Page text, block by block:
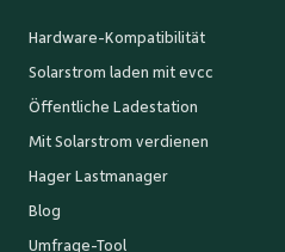
Hardware-Kompatibilität
Solarstrom laden mit evcc
Öffentliche Ladestation
Mit Solarstrom verdienen
Hager Lastmanager
Blog
Umfrage-Tool